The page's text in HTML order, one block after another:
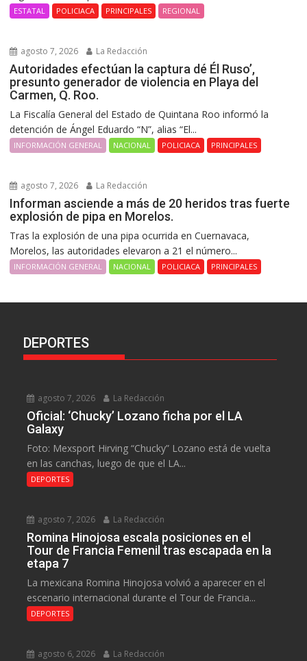
ESTATAL POLICIACA PRINCIPALES REGIONAL
agosto 7, 2026 La Redacción
Autoridades efectúan la captura dé Él Ruso’,
presunto generador de violencia en Playa del
Carmen, Q. Roo.
La Fiscalía General del Estado de Quintana Roo informó la
detención de Ángel Eduardo “N”, alias “El...
INFORMACIÓN GENERAL NACIONAL POLICIACA PRINCIPALES
agosto 7, 2026 La Redacción
Informan asciende a más de 20 heridos tras fuerte
explosión de pipa en Morelos.
Tras la explosión de una pipa ocurrida en Cuernavaca,
Morelos, las autoridades elevaron a 21 el número...
INFORMACIÓN GENERAL NACIONAL POLICIACA PRINCIPALES
DEPORTES
agosto 7, 2026 La Redacción
Oficial: ‘Chucky’ Lozano ficha por el LA
Galaxy
Foto: Mexsport Hirving “Chucky” Lozano está de vuelta
en las canchas, luego de que el LA...
DEPORTES
agosto 7, 2026 La Redacción
Romina Hinojosa escala posiciones en el
Tour de Francia Femenil tras escapada en la
etapa 7
La mexicana Romina Hinojosa volvió a aparecer en el
escenario internacional durante el Tour de Francia...
DEPORTES
agosto 6, 2026 La Redacción